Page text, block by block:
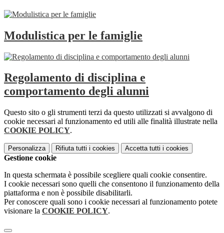
Modulistica per le famiglie
Regolamento di disciplina e
comportamento degli alunni
Questo sito o gli strumenti terzi da questo utilizzati si avvalgono di
cookie necessari al funzionamento ed utili alle finalità illustrate nella
COOKIE POLICY.
Personalizza Rifiuta tutti i cookies Accetta tutti i cookies
Gestione cookie
In questa schermata è possibile scegliere quali cookie consentire.
I cookie necessari sono quelli che consentono il funzionamento della
piattaforma e non è possibile disabilitarli.
Per conoscere quali sono i cookie necessari al funzionamento potete
visionare la COOKIE POLICY.